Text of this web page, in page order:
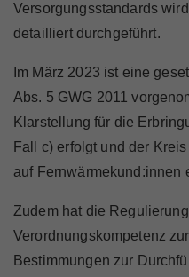
Versorgungsstandards
detailliert durchgeführt.
Im März 2023 ist eine
Abs. 5 GWG 2011
Klarstellung für die
Fall c) erfolgt und der
auf Fernwärmekund:innen
Zudem hat die
Verordnungskompetenz
Bestimmungen zur